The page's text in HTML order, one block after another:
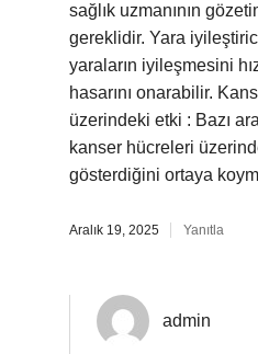
sağlık uzmanının
gereklidir. Yara
yaraların iyileşmesini
hasarını onarabilir.
üzerindeki etki : Bazı
kanser hücreleri
gösterdiğini ortaya
Aralık 19, 2025 Yanıtla
admin